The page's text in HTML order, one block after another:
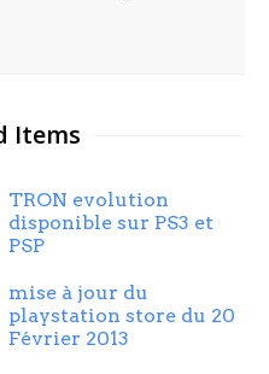
Items
TRON evolution
disponible sur PS3 et
PSP
mise à jour du
playstation store du 20
Février 2013